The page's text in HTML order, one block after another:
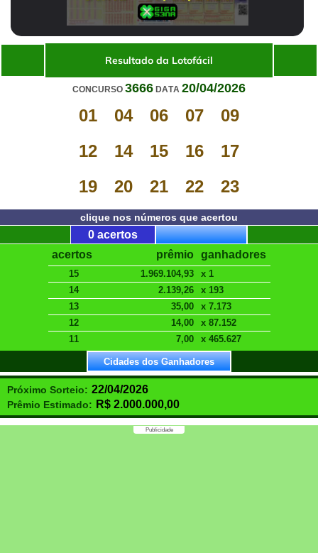
00:00/01:33
Resultado da Lotofácil
CONCURSO 3666 DATA 20/04/2026
01 04 06 07
09
12
14 15 16
17
19
20 21 22 23
clique nos números que acertou
0 acertos
acertos
15
14
13
12
11
prêmio
1.969.104,93
2.139,26
35,00
14,00
7,00
ganhadores
x 1
x 193
x 7.173
x 87.152
x 465.627
Cidades dos Ganhadores
Próximo Sorteio: 22/04/2026
Prêmio Estimado: R$ 2.000.000,00
Publicidade